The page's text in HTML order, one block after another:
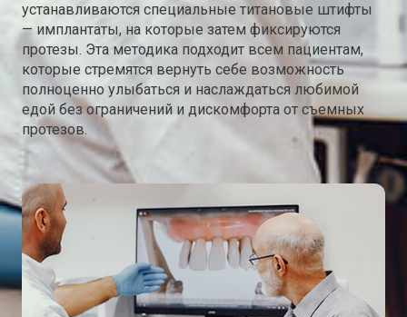
устанавливаются специальные титановые штифты
— имплантаты, на которые затем фиксируются
протезы. Эта методика подходит всем пациентам,
которые стремятся вернуть себе возможность
полноценно улыбаться и наслаждаться любимой
едой без ограничений и дискомфорта от съемных
протезов.